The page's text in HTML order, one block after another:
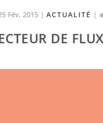
Fév, 2015 | ACTUALITÉ |
DE